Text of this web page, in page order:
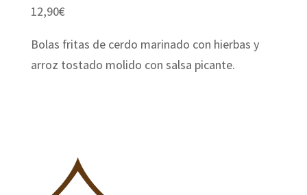
12,90€
Bolas fritas de cerdo marinado con hierbas y
arroz tostado molido con salsa picante.